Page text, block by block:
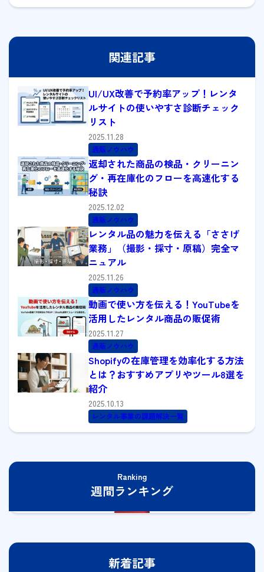
関連記事
UI/UX改善で予約率アップ！レンタ
ルサイトの使いやすさ診断チェック
リスト
2025.11.28
通販ノウハウ
返却された商品の検品・クリーニン
グ・再在庫化のフローを高速化する
秘訣
2025.12.02
通販ノウハウ
レンタル品の魅力を伝える「ささげ
業務」（撮影・採寸・原稿）完全マ
ニュアル
2025.11.26
通販ノウハウ
動画で使い方を伝える！YouTubeを
活用したレンタル商品の販促術
2025.11.27
通販ノウハウ
Shopifyの在庫管理を効率化する方法
とは？おすすめアプリやツール8選を
紹介
2025.10.13
レンタル事業の課題解決一覧
Ranking
週間ランキング
新着記事